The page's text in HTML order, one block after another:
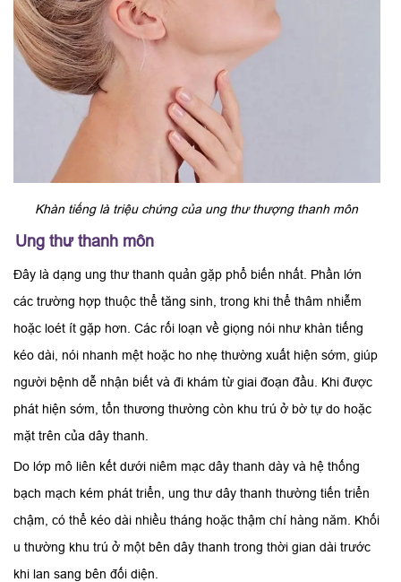
Khàn tiếng là triệu chứng của ung thư thượng thanh môn
Ung thư thanh môn
Đây là dạng ung thư thanh quản gặp phổ biến nhất. Phần lớn
các trường hợp thuộc thể tăng sinh, trong khi thể thâm nhiễm
hoặc loét ít gặp hơn. Các rối loạn về giọng nói như khàn tiếng
kéo dài, nói nhanh mệt hoặc ho nhẹ thường xuất hiện sớm, giúp
người bệnh dễ nhận biết và đi khám từ giai đoạn đầu. Khi được
phát hiện sớm, tổn thương thường còn khu trú ở bờ tự do hoặc
mặt trên của dây thanh.
Do lớp mô liên kết dưới niêm mạc dây thanh dày và hệ thống
bạch mạch kém phát triển, ung thư dây thanh thường tiến triển
chậm, có thể kéo dài nhiều tháng hoặc thậm chí hàng năm. Khối
u thường khu trú ở một bên dây thanh trong thời gian dài trước
khi lan sang bên đối diện.